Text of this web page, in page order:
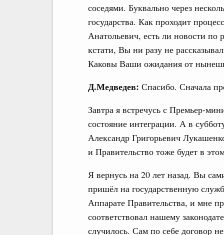
соседями. Буквально через
государства. Как проходит
Анатольевич, есть ли новости по
кстати, Вы ни разу не
Каковы Ваши ожидания от
Д.Медведев: Спасибо. Сначала
Завтра я встречусь с Премьер-
состояние интеграции. А в
Александр Григорьевич
и Правительство тоже будет в
Я вернусь на 20 лет назад. Вы
пришёл на государственную
Аппарате Правительства, и мне
соответствовал нашему
случилось. Сам по себе договор